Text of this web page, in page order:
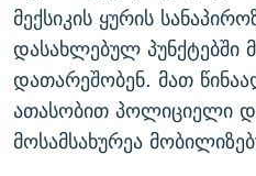
მექსიკის ყურის
დასახლებულ პუნქტებში
დათარეშობენ. მათ
ათასობით პოლიციელი
მოსამსახურეა